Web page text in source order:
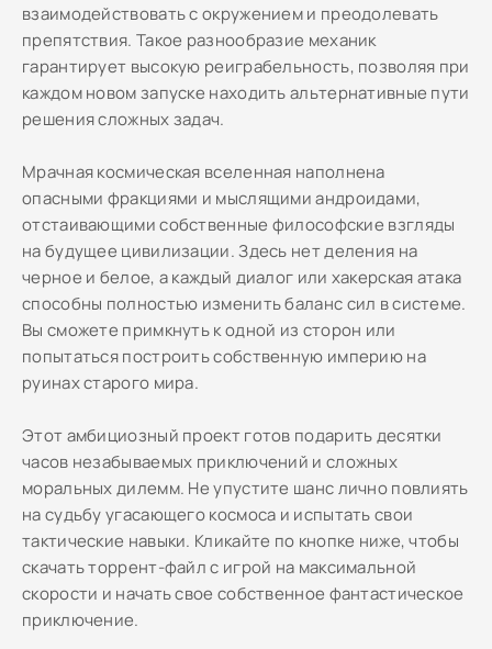
взаимодействовать с окружением и преодолевать
препятствия. Такое разнообразие механик
гарантирует высокую реиграбельность, позволяя при
каждом новом запуске находить альтернативные пути
решения сложных задач.
Мрачная космическая вселенная наполнена
опасными фракциями и мыслящими андроидами,
отстаивающими собственные философские взгляды
на будущее цивилизации. Здесь нет деления на
черное и белое, а каждый диалог или хакерская атака
способны полностью изменить баланс сил в системе.
Вы сможете примкнуть к одной из сторон или
попытаться построить собственную империю на
руинах старого мира.
Этот амбициозный проект готов подарить десятки
часов незабываемых приключений и сложных
моральных дилемм. Не упустите шанс лично повлиять
на судьбу угасающего космоса и испытать свои
тактические навыки. Кликайте по кнопке ниже, чтобы
скачать торрент-файл с игрой на максимальной
скорости и начать свое собственное фантастическое
приключение.